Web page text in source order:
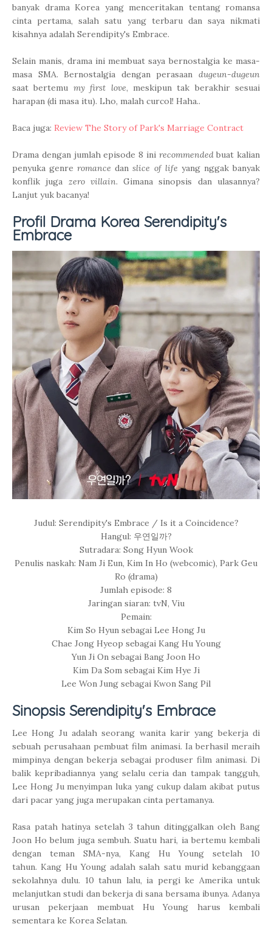
banyak drama Korea yang menceritakan tentang romansa
cinta pertama, salah satu yang terbaru dan saya nikmati
kisahnya adalah Serendipity's Embrace.
Selain manis, drama ini membuat saya bernostalgia ke masa-
masa SMA. Bernostalgia dengan perasaan dugeun-dugeun
saat bertemu my first love, meskipun tak berakhir sesuai
harapan (di masa itu). Lho, malah curcol! Haha..
Baca juga: Review The Story of Park's Marriage Contract
Drama dengan jumlah episode 8 ini recommendedbuat kalian
penyuka genreromance danslice of life yang nggak banyak
konflik juga zero villain. Gimana sinopsis dan ulasannya?
Lanjut yuk bacanya!
Profil Drama Korea Serendipity's
Embrace
Judul: Serendipity's Embrace / Is it a Coincidence?
Hangul: 우연일까?
Sutradara: Song Hyun Wook
Penulis naskah: Nam Ji Eun, Kim In Ho (webcomic), Park Geu
Ro (drama)
Jumlah episode: 8
Jaringan siaran: tvN, Viu
Pemain:
Kim So Hyun sebagai Lee Hong Ju
Chae Jong Hyeop sebagai Kang Hu Young
Yun Ji On sebagai Bang Joon Ho
Kim Da Som sebagai Kim Hye Ji
Lee Won Jung sebagai Kwon Sang Pil
Sinopsis Serendipity's Embrace
Lee Hong Ju adalah seorang wanita karir yang bekerja di
sebuah perusahaan pembuat film animasi. Ia berhasil meraih
mimpinya dengan bekerja sebagai produser film animasi. Di
balik kepribadiannya yang selalu ceria dan tampak tangguh,
Lee Hong Ju menyimpan luka yang cukup dalam akibat putus
dari pacar yang juga merupakan cinta pertamanya.
Rasa patah hatinya setelah 3 tahun ditinggalkan oleh Bang
Joon Ho belum juga sembuh. Suatu hari, ia bertemu kembali
dengan teman SMA-nya, Kang Hu Young setelah 10
tahun. Kang Hu Young adalah salah satu murid kebanggaan
sekolahnya dulu. 10 tahun lalu, ia pergi ke Amerika untuk
melanjutkan studi dan bekerja di sana bersama ibunya. Adanya
urusan pekerjaan membuat Hu Young harus kembali
sementara ke Korea Selatan.